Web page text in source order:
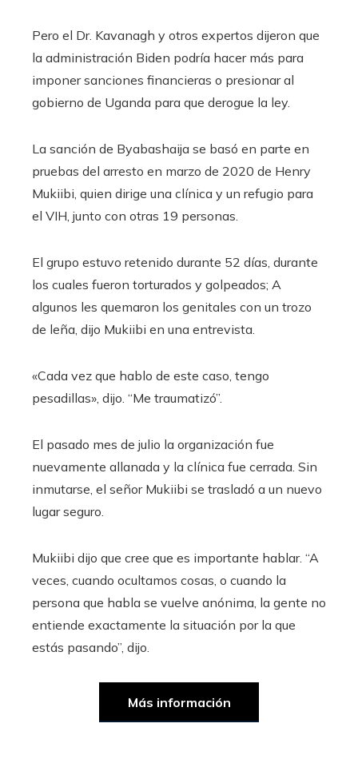
Pero el Dr. Kavanagh y otros expertos dijeron que
la administración Biden podría hacer más para
imponer sanciones financieras o presionar al
gobierno de Uganda para que derogue la ley.
La sanción de Byabashaija se basó en parte en
pruebas del arresto en marzo de 2020 de Henry
Mukiibi, quien dirige una clínica y un refugio para
el VIH, junto con otras 19 personas.
El grupo estuvo retenido durante 52 días, durante
los cuales fueron torturados y golpeados; A
algunos les quemaron los genitales con un trozo
de leña, dijo Mukiibi en una entrevista.
«Cada vez que hablo de este caso, tengo
pesadillas», dijo. “Me traumatizó”.
El pasado mes de julio la organización fue
nuevamente allanada y la clínica fue cerrada. Sin
inmutarse, el señor Mukiibi se trasladó a un nuevo
lugar seguro.
Mukiibi dijo que cree que es importante hablar. “A
veces, cuando ocultamos cosas, o cuando la
persona que habla se vuelve anónima, la gente no
entiende exactamente la situación por la que
estás pasando”, dijo.
Más información